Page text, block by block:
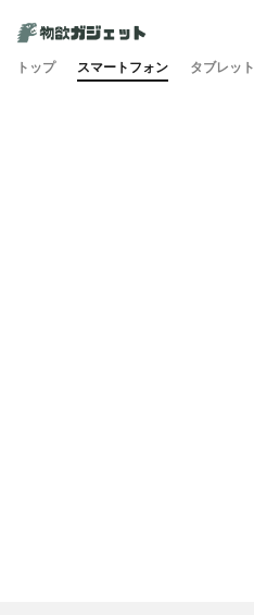
トップ スマートフォン タブレット
カテゴリー